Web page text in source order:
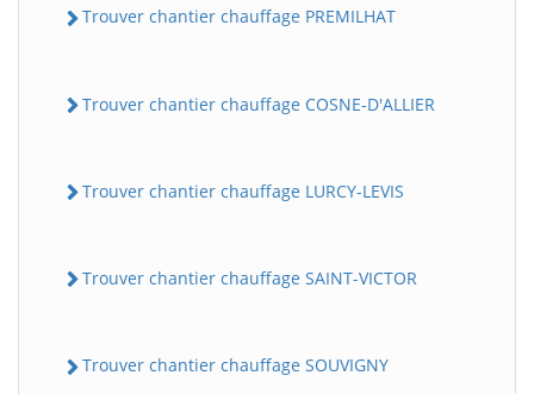
Trouver chantier chauffage PREMILHAT
Trouver chantier chauffage COSNE-D'ALLIER
Trouver chantier chauffage LURCY-LEVIS
Trouver chantier chauffage SAINT-VICTOR
Trouver chantier chauffage SOUVIGNY